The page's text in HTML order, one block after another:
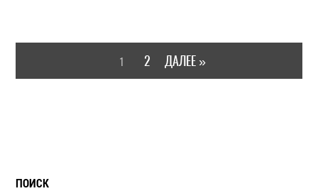
1 2 ДАЛЕЕ »
ПОИСК